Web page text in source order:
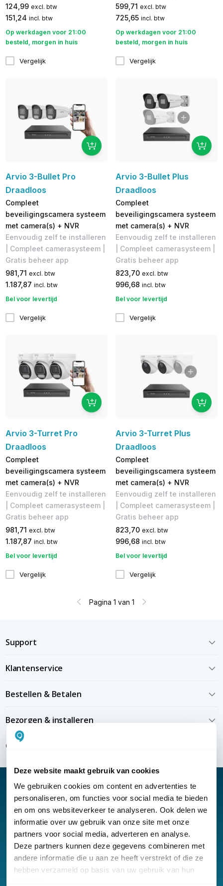
Deze website maakt gebruik van cookies
We gebruiken cookies om content en advertenties te
personaliseren, om functies voor social media te bieden
en om ons websiteverkeer te analyseren. Ook delen we
informatie over uw gebruik van onze site met onze
partners voor social media, adverteren en analyse.
Deze partners kunnen deze gegevens combineren met
andere informatie die u aan ze heeft verstrekt of die ze
hebben verzameld op basis van uw gebruik van hun
124,99 excl. btw
151,24 incl. btw
Op werkdagen voor 21:00
besteld, morgen in huis
Vergelijk
599,71 excl. btw
725,65 incl. btw
Op werkdagen voor 21:00
besteld, morgen in huis
Vergelijk
Arvio 3-Bullet Pro
Draadloos
Compleet
beveiligingscamera systeem
met camera(s) + NVR
Eenvoudig zelf te installeren
| Compleet camerasysteem |
Gratis beheer app
981,71 excl. btw
1.187,87 incl. btw
Bel voor levertijd
Vergelijk
Arvio 3-Bullet Plus
Draadloos
Compleet
beveiligingscamera systeem
met camera(s) + NVR
Eenvoudig zelf te installeren
| Compleet camerasysteem |
Gratis beheer app
823,70 excl. btw
996,68 incl. btw
Bel voor levertijd
Vergelijk
Arvio 3-Turret Pro
Draadloos
Compleet
beveiligingscamera systeem
met camera(s) + NVR
Eenvoudig zelf te installeren
| Compleet camerasysteem |
Gratis beheer app
981,71 excl. btw
1.187,87 incl. btw
Bel voor levertijd
Vergelijk
Arvio 3-Turret Plus
Draadloos
Compleet
beveiligingscamera systeem
met camera(s) + NVR
Eenvoudig zelf te installeren
| Compleet camerasysteem |
Gratis beheer app
823,70 excl. btw
996,68 incl. btw
Bel voor levertijd
Vergelijk
Pagina 1 van 1
Support
Klantenservice
Bestellen & Betalen
Bezorgen & installeren
Over KommaGo
Nieuwsbrief
Klantenservice